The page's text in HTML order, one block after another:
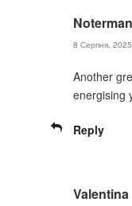
8 Серпня,
Another
energising
Reply
Valentina